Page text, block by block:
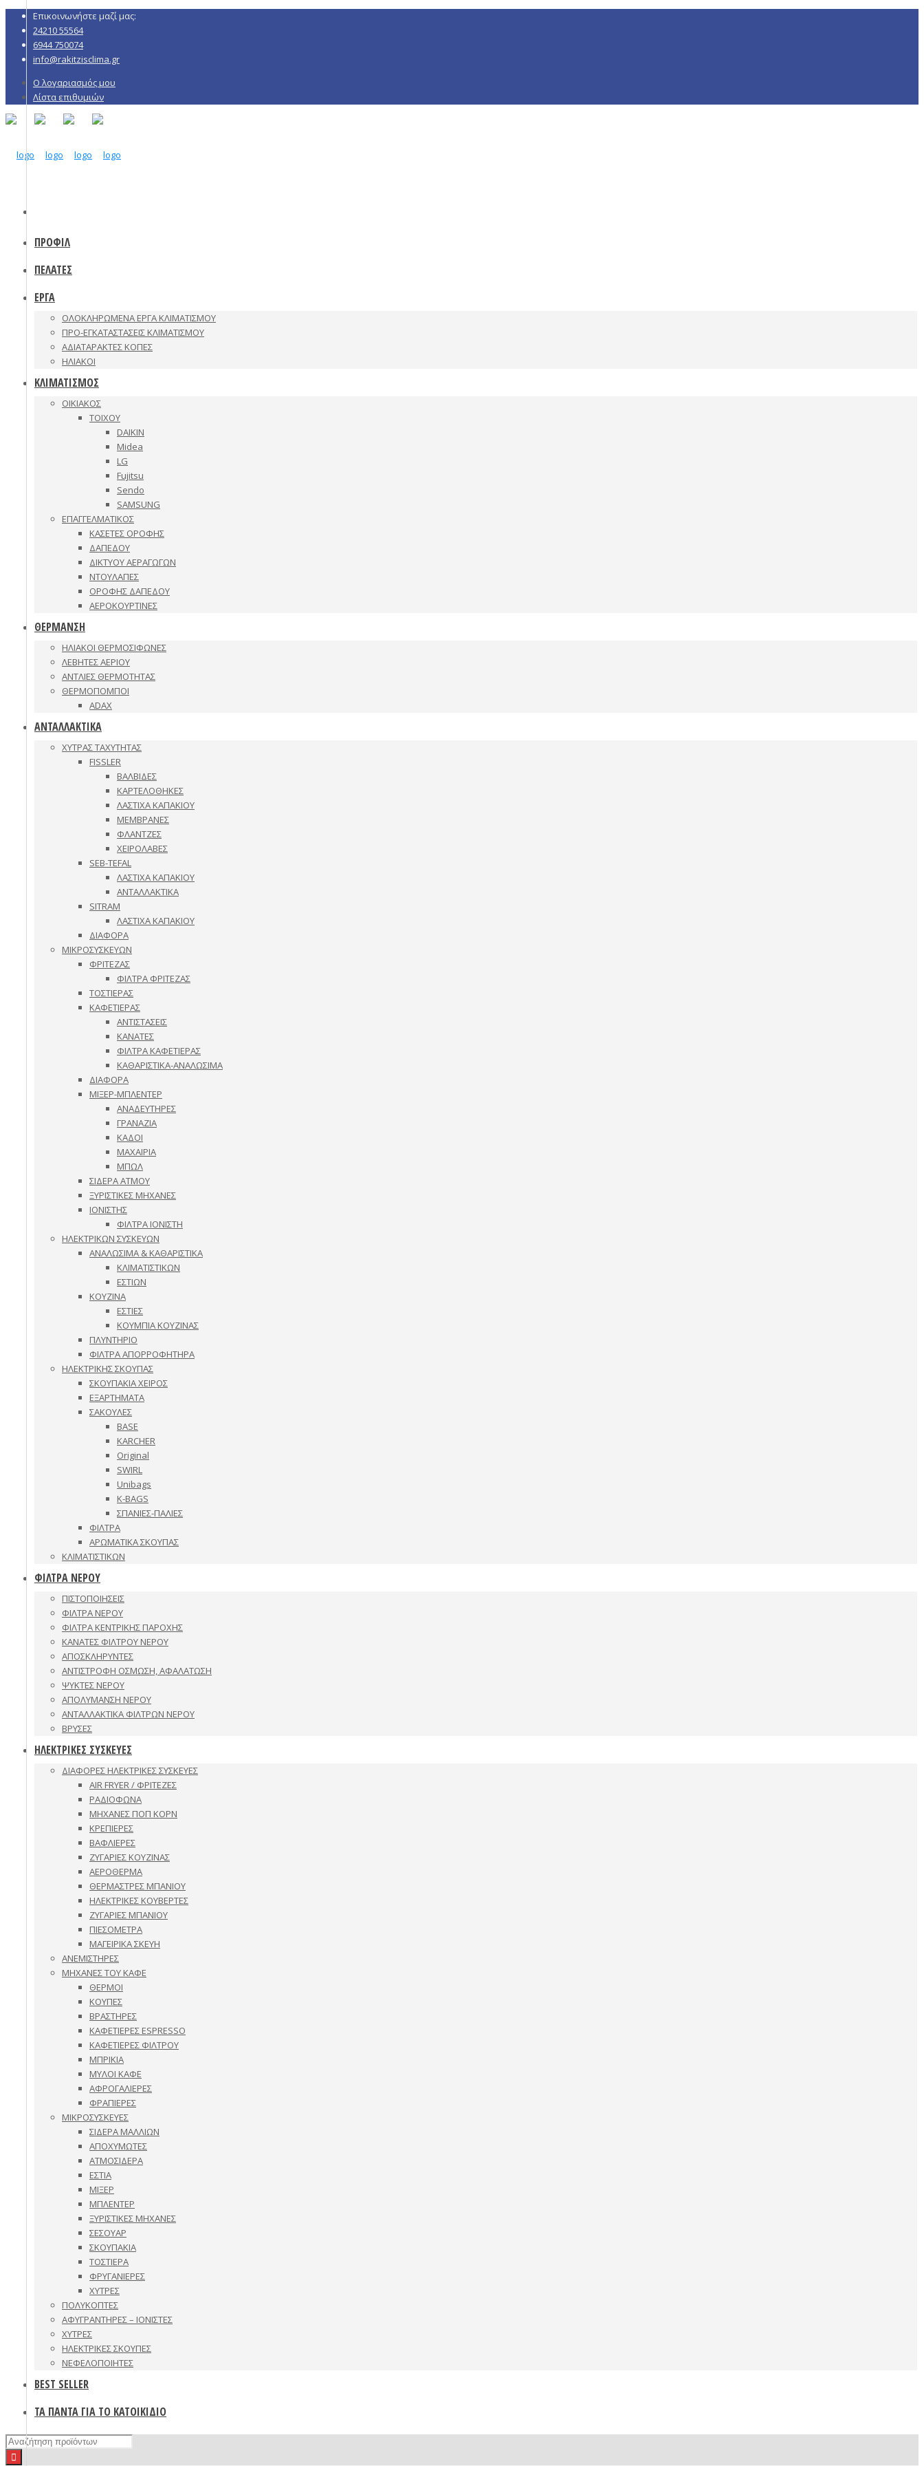
Επικοινωνήστε μαζί μας:
24210 55564
6944 750074
info@rakitzisclima.gr
Ο λογαριασμός μου
Λίστα επιθυμιών
ΠΡΟΦΙΛ
ΠΕΛΑΤΕΣ
ΕΡΓΑ
ΟΛΟΚΛΗΡΩΜΕΝΑ ΕΡΓΑ ΚΛΙΜΑΤΙΣΜΟΥ
ΠΡΟ-ΕΓΚΑΤΑΣΤΑΣΕΙΣ ΚΛΙΜΑΤΙΣΜΟΥ
ΑΔΙΑΤΑΡΑΚΤΕΣ ΚΟΠΕΣ
ΗΛΙΑΚΟΙ
ΚΛΙΜΑΤΙΣΜΟΣ
ΟΙΚΙΑΚΟΣ
ΤΟΙΧΟΥ
DAIKIN
Midea
LG
Fujitsu
Sendo
SAMSUNG
ΕΠΑΓΓΕΛΜΑΤΙΚΟΣ
ΚΑΣΕΤΕΣ ΟΡΟΦΗΣ
ΔΑΠΕΔΟΥ
ΔΙΚΤΥΟΥ ΑΕΡΑΓΩΓΩΝ
ΝΤΟΥΛΑΠΕΣ
ΟΡΟΦΗΣ ΔΑΠΕΔΟΥ
ΑΕΡΟΚΟΥΡΤΙΝΕΣ
ΘΕΡΜΑΝΣΗ
ΗΛΙΑΚΟΙ ΘΕΡΜΟΣΙΦΩΝΕΣ
ΛΕΒΗΤΕΣ ΑΕΡΙΟΥ
ΑΝΤΛΙΕΣ ΘΕΡΜΟΤΗΤΑΣ
ΘΕΡΜΟΠΟΜΠΟΙ
ADAX
ΑΝΤΑΛΛΑΚΤΙΚΑ
ΧΥΤΡΑΣ ΤΑΧΥΤΗΤΑΣ
FISSLER
ΒΑΛΒΙΔΕΣ
ΚΑΡΤΕΛΟΘΗΚΕΣ
ΛΑΣΤΙΧΑ ΚΑΠΑΚΙΟΥ
ΜΕΜΒΡΑΝΕΣ
ΦΛΑΝΤΖΕΣ
ΧΕΙΡΟΛΑΒΕΣ
SEB-TEFAL
ΛΑΣΤΙΧΑ ΚΑΠΑΚΙΟΥ
ΑΝΤΑΛΛΑΚΤΙΚΑ
SITRAM
ΛΑΣΤΙΧΑ ΚΑΠΑΚΙΟΥ
ΔΙΑΦΟΡΑ
ΜΙΚΡΟΣΥΣΚΕΥΩΝ
ΦΡΙΤΕΖΑΣ
ΦΙΛΤΡΑ ΦΡΙΤΕΖΑΣ
ΤΟΣΤΙΕΡΑΣ
ΚΑΦΕΤΙΕΡΑΣ
ΑΝΤΙΣΤΑΣΕΙΣ
ΚΑΝΑΤΕΣ
ΦΙΛΤΡΑ ΚΑΦΕΤΙΕΡΑΣ
ΚΑΘΑΡΙΣΤΙΚΑ-ΑΝΑΛΩΣΙΜΑ
ΔΙΑΦΟΡΑ
ΜΙΞΕΡ-ΜΠΛΕΝΤΕΡ
ΑΝΑΔΕΥΤΗΡΕΣ
ΓΡΑΝΑΖΙΑ
ΚΑΔΟΙ
ΜΑΧΑΙΡΙΑ
ΜΠΩΛ
ΣΙΔΕΡΑ ΑΤΜΟΥ
ΞΥΡΙΣΤΙΚΕΣ ΜΗΧΑΝΕΣ
ΙΟΝΙΣΤΗΣ
ΦΙΛΤΡΑ ΙΟΝΙΣΤΗ
ΗΛΕΚΤΡΙΚΩΝ ΣΥΣΚΕΥΩΝ
ΑΝΑΛΩΣΙΜΑ & ΚΑΘΑΡΙΣΤΙΚΑ
ΚΛΙΜΑΤΙΣΤΙΚΩΝ
ΕΣΤΙΩΝ
ΚΟΥΖΙΝΑ
ΕΣΤΙΕΣ
ΚΟΥΜΠΙΑ ΚΟΥΖΙΝΑΣ
ΠΛΥΝΤΗΡΙΟ
ΦΙΛΤΡΑ ΑΠΟΡΡΟΦΗΤΗΡΑ
ΗΛΕΚΤΡΙΚΗΣ ΣΚΟΥΠΑΣ
ΣΚΟΥΠΑΚΙΑ ΧΕΙΡΟΣ
ΕΞΑΡΤΗΜΑΤΑ
ΣΑΚΟΥΛΕΣ
BASE
KARCHER
Original
SWIRL
Unibags
K-BAGS
ΣΠΑΝΙΕΣ-ΠΑΛΙΕΣ
ΦΙΛΤΡΑ
ΑΡΩΜΑΤΙΚΑ ΣΚΟΥΠΑΣ
ΚΛΙΜΑΤΙΣΤΙΚΩΝ
ΦΙΛΤΡΑ ΝΕΡΟΥ
ΠΙΣΤΟΠΟΙΗΣΕΙΣ
ΦΙΛΤΡΑ ΝΕΡΟΥ
ΦΙΛΤΡΑ ΚΕΝΤΡΙΚΗΣ ΠΑΡΟΧΗΣ
ΚΑΝΑΤΕΣ ΦΙΛΤΡΟΥ ΝΕΡΟΥ
ΑΠΟΣΚΛΗΡΥΝΤΕΣ
ΑΝΤΙΣΤΡΟΦΗ ΟΣΜΩΣΗ, ΑΦΑΛΑΤΩΣΗ
ΨΥΚΤΕΣ ΝΕΡΟΥ
ΑΠΟΛΥΜΑΝΣΗ ΝΕΡΟΥ
ΑΝΤΑΛΛΑΚΤΙΚΑ ΦΙΛΤΡΩΝ ΝΕΡΟΥ
ΒΡΥΣΕΣ
ΗΛΕΚΤΡΙΚΕΣ ΣΥΣΚΕΥΕΣ
ΔΙΑΦΟΡΕΣ ΗΛΕΚΤΡΙΚΕΣ ΣΥΣΚΕΥΕΣ
AIR FRYER / ΦΡΙΤΕΖΕΣ
ΡΑΔΙΟΦΩΝΑ
ΜΗΧΑΝΕΣ ΠΟΠ ΚΟΡΝ
ΚΡΕΠΙΕΡΕΣ
ΒΑΦΛΙΕΡΕΣ
ΖΥΓΑΡΙΕΣ ΚΟΥΖΙΝΑΣ
ΑΕΡΟΘΕΡΜΑ
ΘΕΡΜΑΣΤΡΕΣ ΜΠΑΝΙΟΥ
ΗΛΕΚΤΡΙΚΕΣ ΚΟΥΒΕΡΤΕΣ
ΖΥΓΑΡΙΕΣ ΜΠΑΝΙΟΥ
ΠΙΕΣΟΜΕΤΡΑ
ΜΑΓΕΙΡΙΚΑ ΣΚΕΥΗ
ΑΝΕΜΙΣΤΗΡΕΣ
ΜΗΧΑΝΕΣ ΤΟΥ ΚΑΦΕ
ΘΕΡΜΟΙ
ΚΟΥΠΕΣ
ΒΡΑΣΤΗΡΕΣ
ΚΑΦΕΤΙΕΡΕΣ ESPRESSO
ΚΑΦΕΤΙΕΡΕΣ ΦΙΛΤΡΟΥ
ΜΠΡΙΚΙΑ
ΜΥΛΟΙ ΚΑΦΕ
ΑΦΡΟΓΑΛΙΕΡΕΣ
ΦΡΑΠΙΕΡΕΣ
ΜΙΚΡΟΣΥΣΚΕΥΕΣ
ΣΙΔΕΡΑ ΜΑΛΛΙΩΝ
ΑΠΟΧΥΜΩΤΕΣ
ΑΤΜΟΣΙΔΕΡΑ
ΕΣΤΙΑ
ΜΙΞΕΡ
ΜΠΛΕΝΤΕΡ
ΞΥΡΙΣΤΙΚΕΣ ΜΗΧΑΝΕΣ
ΣΕΣΟΥΑΡ
ΣΚΟΥΠΑΚΙΑ
ΤΟΣΤΙΕΡΑ
ΦΡΥΓΑΝΙΕΡΕΣ
ΧΥΤΡΕΣ
ΠΟΛΥΚΟΠΤΕΣ
ΑΦΥΓΡΑΝΤΗΡΕΣ – ΙΟΝΙΣΤΕΣ
ΧΥΤΡΕΣ
ΗΛΕΚΤΡΙΚΕΣ ΣΚΟΥΠΕΣ
ΝΕΦΕΛΟΠΟΙΗΤΕΣ
BEST SELLER
ΤΑ ΠΑΝΤΑ ΓΙΑ ΤΟ ΚΑΤΟΙΚΙΔΙΟ